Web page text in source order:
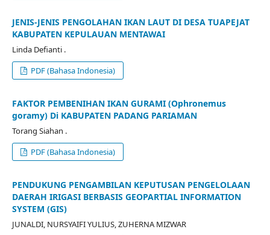
JENIS-JENIS PENGOLAHAN IKAN LAUT DI DESA TUAPEJAT
KABUPATEN KEPULAUAN MENTAWAI
Linda Defianti .
PDF (Bahasa Indonesia)
FAKTOR PEMBENIHAN IKAN GURAMI (Ophronemus
goramy) Di KABUPATEN PADANG PARIAMAN
Torang Siahan .
PDF (Bahasa Indonesia)
PENDUKUNG PENGAMBILAN KEPUTUSAN PENGELOLAAN
DAERAH IRIGASI BERBASIS GEOPARTIAL INFORMATION
SYSTEM (GIS)
JUNALDI, NURSYAIFI YULIUS, ZUHERNA MIZWAR